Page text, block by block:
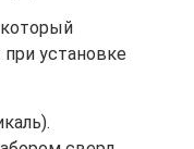
установке